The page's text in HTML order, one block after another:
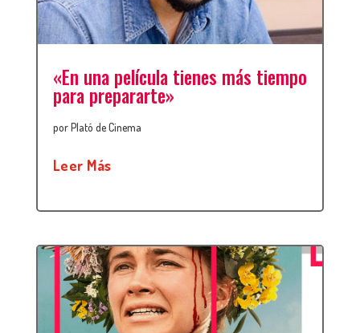
«En una película tienes más tiempo
para prepararte»
porPlató de Cinema
Leer Más